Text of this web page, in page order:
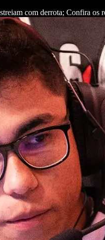
com derrota; Confira os